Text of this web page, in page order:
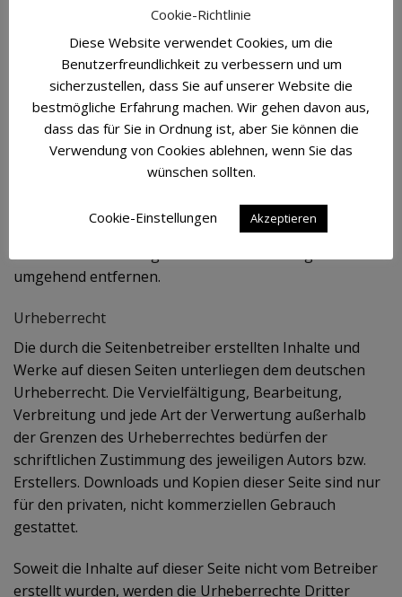
keine Gewähr übernehmen. Für die Inhalte der
verlinkten Seiten ist stets der jeweilige Anbieter oder
Betreiber der Seiten verantwortlich. Die verlinkten
Seiten wurden zum Zeitpunkt der Verlinkung auf
mögliche Rechtsverstöße überprüft. Rechtswidrige
Inhalte waren zum Zeitpunkt der Verlinkung nicht
erkennbar.
Seiten ist jedoch ohne konkrete Anhaltspunkte einer
Rechtsverletzung nicht zumutbar. Bei Bekanntwerden
umgehend entfernen.
Urheberrecht
Die durch die Seitenbetreiber erstellten Inhalte und
Werke auf diesen Seiten unterliegen dem deutschen
Urheberrecht. Die Vervielfältigung, Bearbeitung,
Verbreitung und jede Art der Verwertung außerhalb
der Grenzen des Urheberrechtes bedürfen der
schriftlichen Zustimmung des jeweiligen Autors bzw.
Erstellers. Downloads und Kopien dieser Seite sind nur
für den privaten, nicht kommerziellen Gebrauch
gestattet.
Soweit die Inhalte auf dieser Seite nicht vom Betreiber
erstellt wurden, werden die Urheberrechte Dritter
Cookie-Richtlinie
Diese Website verwendet Cookies, um die
Benutzerfreundlichkeit zu verbessern und um
sicherzustellen, dass Sie auf unserer Website die
bestmögliche Erfahrung machen. Wir gehen davon aus,
dass das für Sie in Ordnung ist, aber Sie können die
Verwendung von Cookies ablehnen, wenn Sie das
wünschen sollten.
Cookie-Einstellungen Akzeptieren